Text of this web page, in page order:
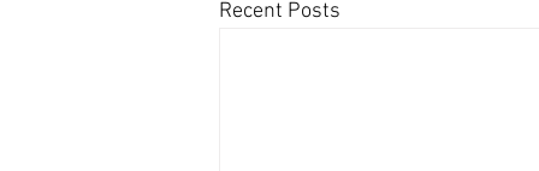
Recent Posts